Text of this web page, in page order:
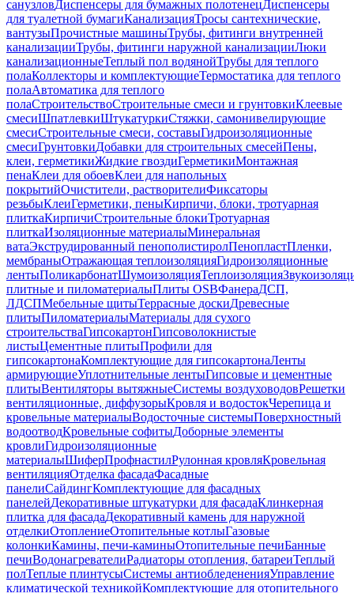
санузловДиспенсеры для бумажных полотенецДиспенсеры
для туалетной бумагиКанализацияТросы сантехнические,
вантузыПрочистные машиныТрубы, фитинги внутренней
канализацииТрубы, фитинги наружной канализацииЛюки
канализационныеТеплый пол водянойТрубы для теплого
полаКоллекторы и комплектующиеТермостатика для теплого
полаАвтоматика для теплого
полаСтроительствоСтроительные смеси и грунтовкиКлеевые
смесиШпатлевкиШтукатуркиСтяжки, самонивелирующие
смесиСтроительные смеси, составыГидроизоляционные
смесиГрунтовкиДобавки для строительных смесейПены,
клеи, герметикиЖидкие гвоздиГерметикиМонтажная
пенаКлеи для обоевКлеи для напольных
покрытийОчистители, растворителиФиксаторы
резьбыКлеиГерметики, пеныКирпичи, блоки, тротуарная
плиткаКирпичиСтроительные блокиТротуарная
плиткаИзоляционные материалыМинеральная
ватаЭкструдированный пенополистиролПенопластПленки,
мембраныОтражающая теплоизоляцияГидроизоляционные
лентыПоликарбонатШумоизоляцияТеплоизоляция
плитные и пиломатериалыПлиты OSBФанераДСП,
ЛДСПМебельные щитыТеррасные доскиДревесные
плитыПиломатериалыМатериалы для сухого
строительстваГипсокартонГипсоволокнистые
листыЦементные плитыПрофили для
гипсокартонаКомплектующие для гипсокартонаЛенты
армирующиеУплотнительные лентыГипсовые и цементные
плитыВентиляторы вытяжныеСистемы воздуховодовРешетки
вентиляционные, диффузорыКровля и водостокЧерепица и
кровельные материалыВодосточные системыПоверхностный
водоотводКровельные софитыДоборные элементы
кровлиГидроизоляционные
материалыШиферПрофнастилРулонная кровляКровельная
вентиляцияОтделка фасадаФасадные
панелиСайдингКомплектующие для фасадных
панелейДекоративные штукатурки для фасадаКлинкерная
плитка для фасадаДекоративный камень для наружной
отделкиОтоплениеОтопительные котлыГазовые
колонкиКамины, печи-каминыОтопительные печиБанные
печиВодонагревателиРадиаторы отопления, батареиТеплый
полТеплые плинтусыСистемы антиобледененияУправление
климатической техникойКомплектующие для отопительного